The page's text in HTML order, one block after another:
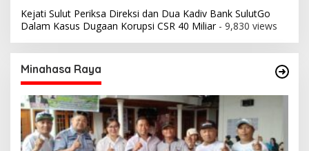
Kejati Sulut Periksa Direksi dan Dua Kadiv Bank SulutGo
Dalam Kasus Dugaan Korupsi CSR 40 Miliar- 9,830 views
Minahasa Raya